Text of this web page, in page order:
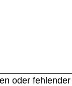
oder